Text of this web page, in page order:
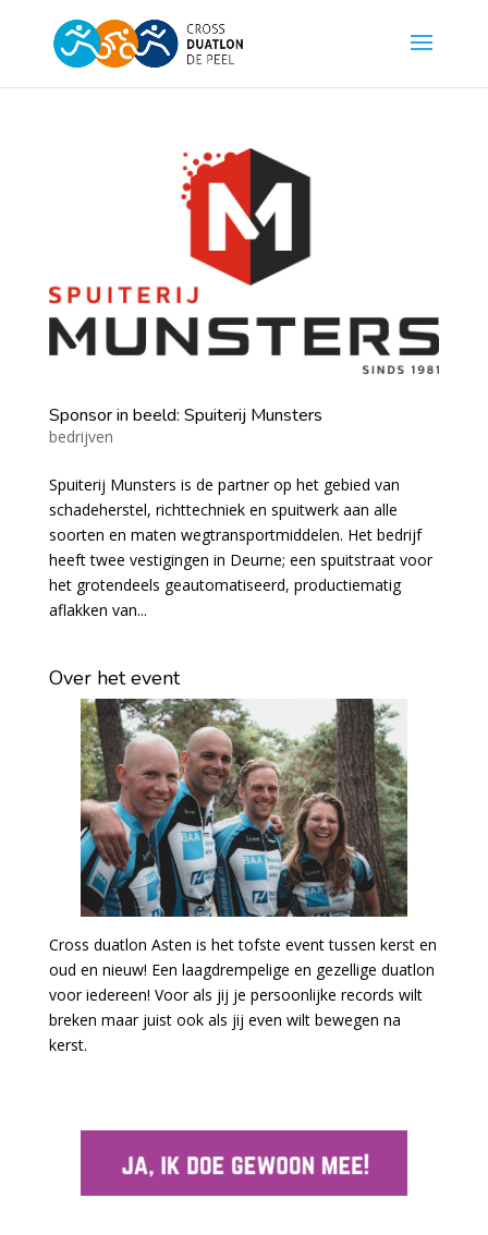
Sponsor in beeld: Spuiterij Munsters
bedrijven
Spuiterij Munsters is de partner op het gebied van
schadeherstel, richttechniek en spuitwerk aan alle
soorten en maten wegtransportmiddelen. Het bedrijf
heeft twee vestigingen in Deurne; een spuitstraat voor
het grotendeels geautomatiseerd, productiematig
aflakken van...
Over het event
Cross duatlon Asten is het tofste event tussen kerst en
oud en nieuw! Een laagdrempelige en gezellige duatlon
voor iedereen! Voor als jij je persoonlijke records wilt
breken maar juist ook als jij even wilt bewegen na
kerst.